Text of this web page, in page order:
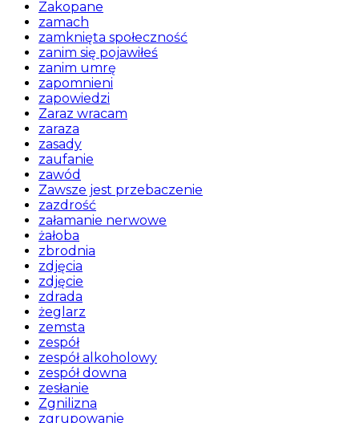
Zakopane
zamach
zamknięta społeczność
zanim się pojawiłeś
zanim umrę
zapomnieni
zapowiedzi
Zaraz wracam
zaraza
zasady
zaufanie
zawód
Zawsze jest przebaczenie
zazdrość
załamanie nerwowe
żałoba
zbrodnia
zdjęcia
zdjęcie
zdrada
żeglarz
zemsta
zespół
zespół alkoholowy
zespół downa
zesłanie
Zgnilizna
zgrupowanie